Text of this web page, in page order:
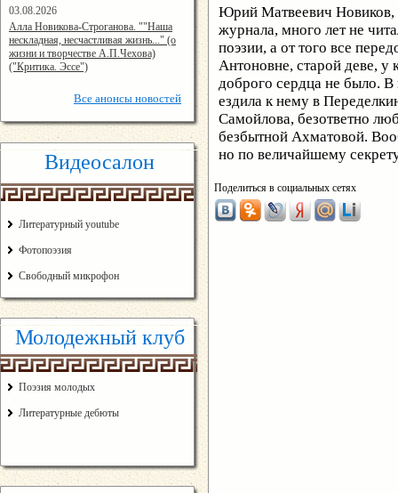
03.08.2026
14:25:30
Алла Новикова-Строганова. ""Наша
нескладная, несчастливая жизнь..." (о
жизни и творчестве А.П.Чехова)
("Критика. Эссе")
Все анонсы новостей
Видеосалон
Литературный youtube
Фотопоэзия
Свободный микрофон
Молодежный клуб
Поэзия молодых
Литературные дебюты
Юрий Матвеевич Новиков,
журнала, много лет не
поэзии, а от того все
Антоновне, старой деве, у
доброго сердца не было.
ездила к нему в
Самойлова, безответно
безбытной Ахматовой.
но по величайшему
Поделиться в социальных сетях